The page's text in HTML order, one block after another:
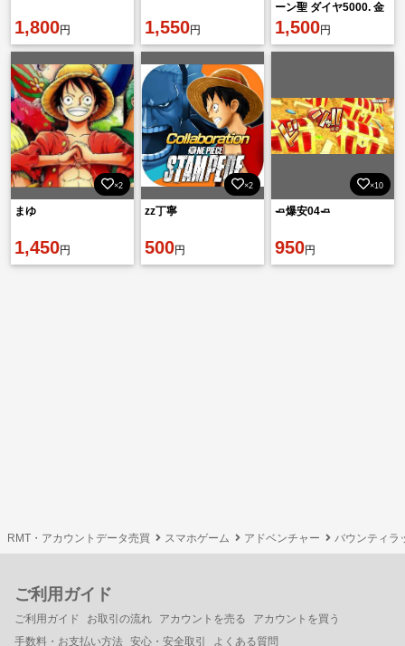
1,800円 1,550円
ーン聖 ダイヤ5000. 金
欠片1600機種IOS
1,500円
×2
まゆ
1,450円
×2
zz丁寧
500円
×10
🧈爆安04🧈
950円
RMT・アカウントデータ売買 スマホゲーム アドベンチャー バウンティラ
ご利用ガイド
ご利用ガイド お取引の流れ アカウントを売る
アカウントを買う
手数料・お支払い方法 安心・安全取引 よくある質問